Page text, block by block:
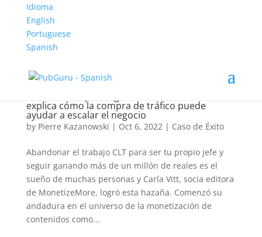
Idioma
English
Portuguese
Spanish
explica cómo la compra de tráfico puede
ayudar a escalar el negocio
by Pierre Kazanowski | Oct 6, 2022| Caso de Éxito
Abandonar el trabajo CLT para ser tu propio jefe y
seguir ganando más de un millón de reales es el
sueño de muchas personas y Carla Vitt, socia editora
de MonetizeMore, logró esta hazaña. Comenzó su
andadura en el universo de la monetización de
contenidos como...